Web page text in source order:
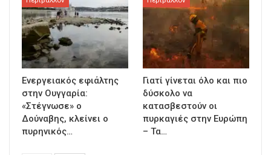
Ενεργειακός εφιάλτης
στην Ουγγαρία:
«Στέγνωσε» ο
Δούναβης, κλείνει ο
πυρηνικός…
Γιατί γίνεται όλο και πιο
δύσκολο να
κατασβεστούν οι
πυρκαγιές στην Ευρώπη
– Τα…